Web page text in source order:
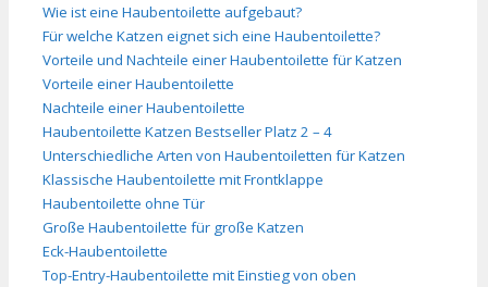
Wie ist eine Haubentoilette aufgebaut?
Für welche Katzen eignet sich eine Haubentoilette?
Vorteile und Nachteile einer Haubentoilette für Katzen
Vorteile einer Haubentoilette
Nachteile einer Haubentoilette
Haubentoilette Katzen Bestseller Platz 2 – 4
Unterschiedliche Arten von Haubentoiletten für Katzen
Klassische Haubentoilette mit Frontklappe
Haubentoilette ohne Tür
Große Haubentoilette für große Katzen
Eck-Haubentoilette
Top-Entry-Haubentoilette mit Einstieg von oben